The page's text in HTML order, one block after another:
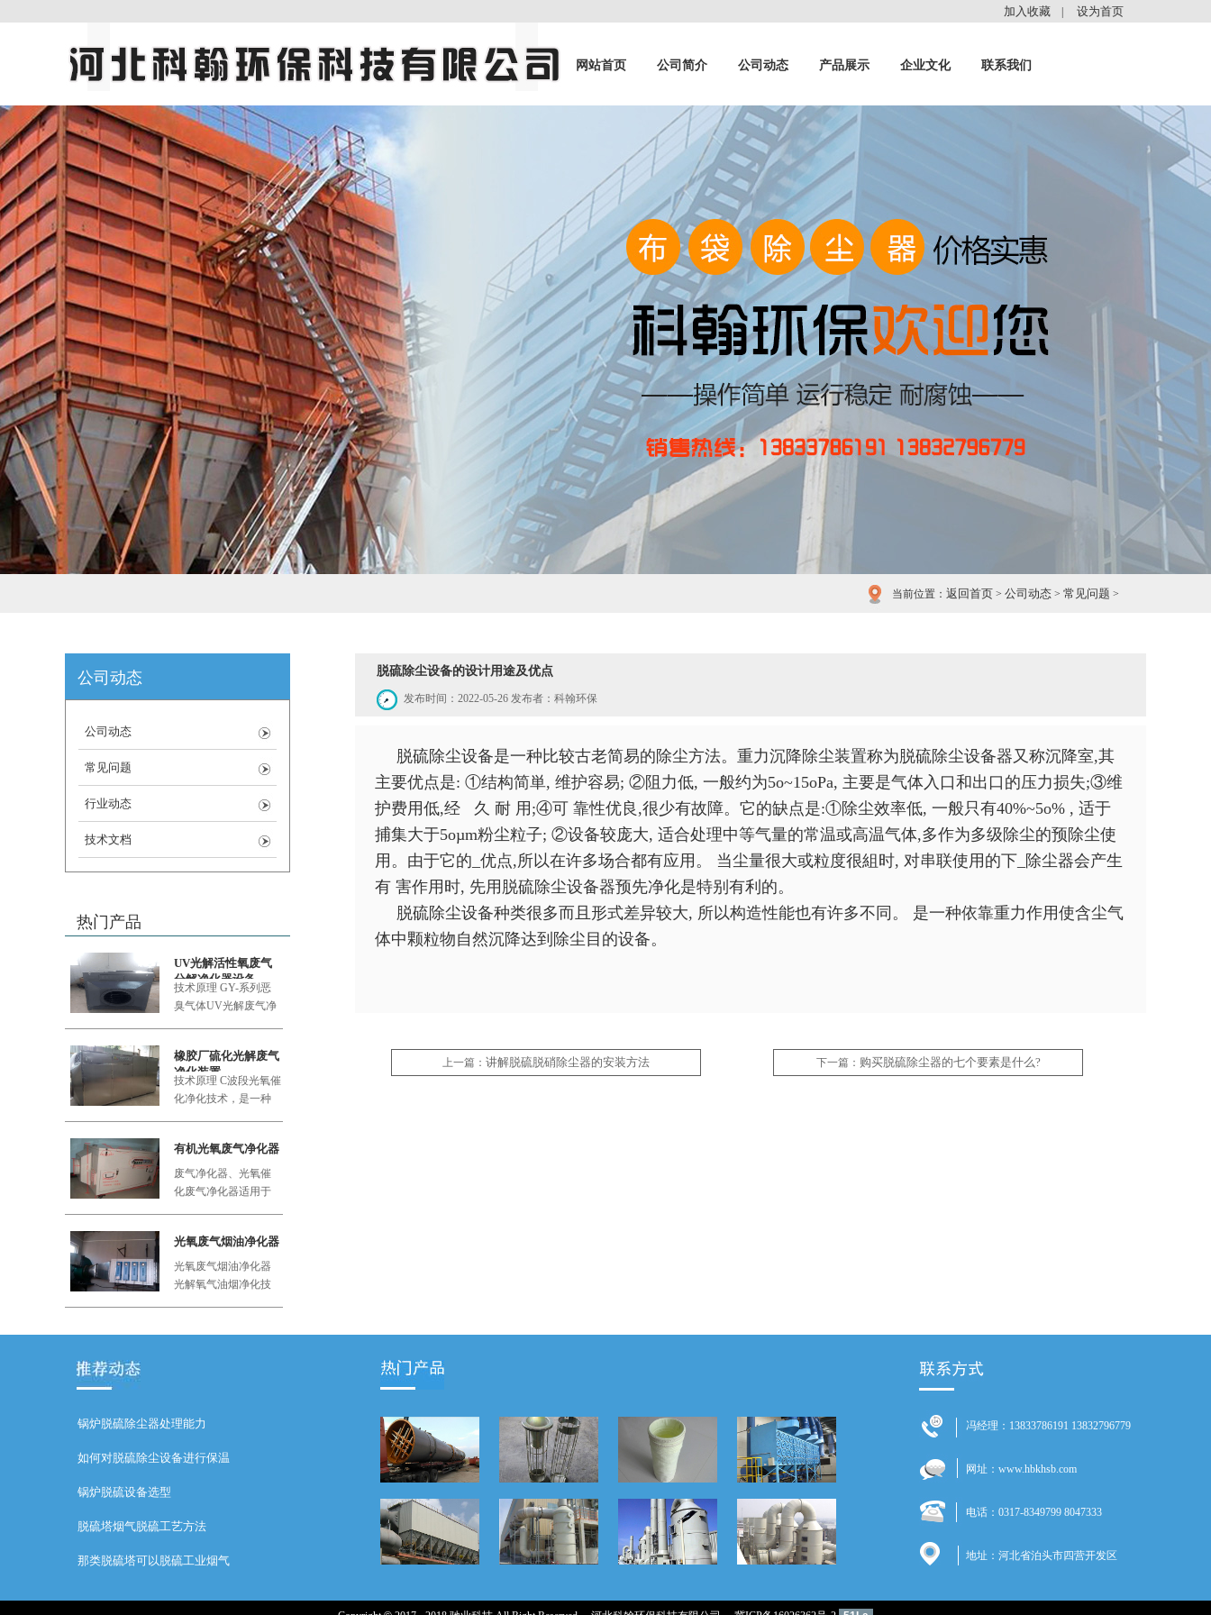
加入收藏 设为首页
网站首页 公司简介 公司动态 产品展示 企业文化 联系我们
当前位置： 返回首页 > 公司动态 > 常见问题 >
公司动态
公司动态
常见问题
行业动态
技术文档
热门产品
UV光解活性氧废气
分解净化器设备
技术原理 GY-系列恶
臭气体UV光解废气净
橡胶厂硫化光解废气
净化装置
技术原理 C波段光氧催
化净化技术，是一种
有机光氧废气净化器
废气净化器、光氧催
化废气净化器适用于
光氧废气烟油净化器
光氧废气烟油净化器
光解氧气油烟净化技
脱硫除尘设备的设计用途及优点
发布时间：2022-05-26 发布者：科翰环保
脱硫除尘设备是一种比较古老简易的除尘方法。重力沉降除尘装置称为脱硫除尘设备器又称沉降室,其
主要优点是: ①结构简単, 维护容易; ②阻力低, 一般约为5o~15oPa, 主要是气体入口和出口的压力损失;③维
护费用低,经 久 耐 用;④可 靠性优良,很少有故障。它的缺点是:①除尘效率低, 一般只有40%~5o% , 适于
捕集大于5oµm粉尘粒子; ②设备较庞大, 适合处理中等气量的常温或高温气体,多作为多级除尘的预除尘使
用。由于它的_优点,所以在许多场合都有应用。 当尘量很大或粒度很組时, 对串联使用的下_除尘器会产生
有 害作用时, 先用脱硫除尘设备器预先净化是特别有利的。
脱硫除尘设备种类很多而且形式差异较大, 所以构造性能也有许多不同。 是一种依靠重力作用使含尘气
体中颗粒物自然沉降达到除尘目的设备。
上一篇： 讲解脱硫脱硝除尘器的安装方法 下一篇： 购买脱硫除尘器的七个要素是什么?
锅炉脱硫除尘器处理能力
如何对脱硫除尘设备进行保温
锅炉脱硫设备选型
脱硫塔烟气脱硫工艺方法
那类脱硫塔可以脱硫工业烟气
冯经理：13833786191 13832796779
网址：www.hbkhsb.com
电话：0317-8349799 8047333
地址：河北省泊头市四营开发区